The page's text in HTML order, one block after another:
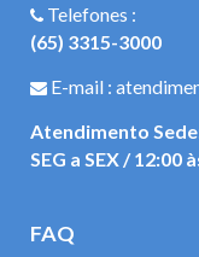
Telefones :
(65) 3315-3000
E-mail :
Atendimento
SEG a SEX / 12:00
FAQ